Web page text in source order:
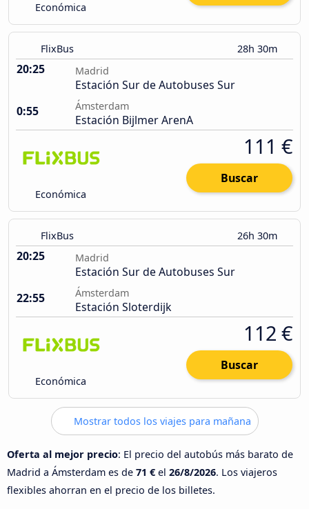
Económica
FlixBus 28h 30m
20:25 Madrid
Estación Sur de Autobuses Sur
0:55
Ámsterdam
Estación Bijlmer ArenA
Económica
111 €
Buscar
FlixBus 26h 30m
20:25 Madrid
Estación Sur de Autobuses Sur
22:55
Ámsterdam
Estación Sloterdijk
Económica
112 €
Buscar
Mostrar todos los viajes para mañana
Oferta al mejor precio: El precio del autobús más barato de
Madrid a Ámsterdam es de 71 € el 26/8/2026. Los viajeros
flexibles ahorran en el precio de los billetes.